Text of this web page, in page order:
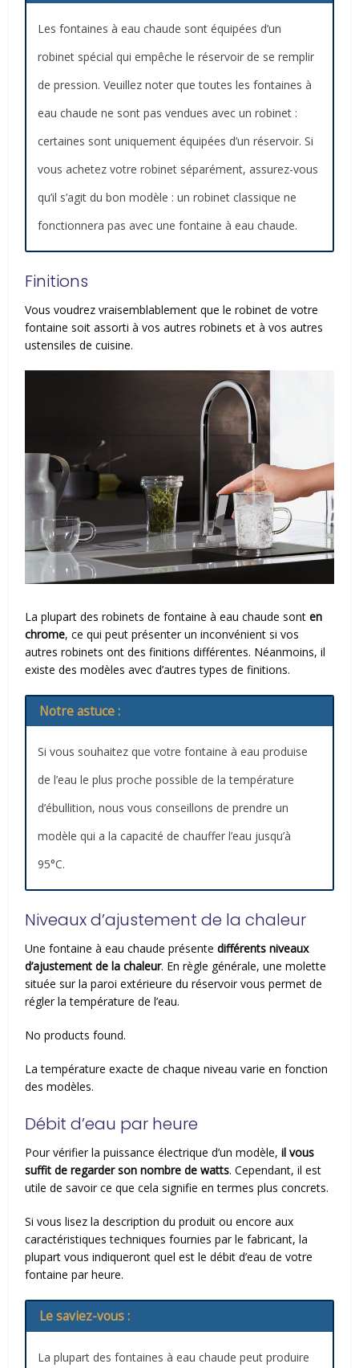
Les fontaines à eau chaude sont équipées d’un
robinet spécial qui empêche le réservoir de se remplir
de pression. Veuillez noter que toutes les fontaines à
eau chaude ne sont pas vendues avec un robinet :
certaines sont uniquement équipées d’un réservoir. Si
vous achetez votre robinet séparément, assurez-vous
qu’il s’agit du bon modèle : un robinet classique ne
fonctionnera pas avec une fontaine à eau chaude.
Finitions
Vous voudrez vraisemblablement que le robinet de votre
fontaine soit assorti à vos autres robinets et à vos autres
ustensiles de cuisine.
La plupart des robinets de fontaine à eau chaude sonten
chrome, ce qui peut présenter un inconvénient si vos
autres robinets ont des finitions différentes. Néanmoins, il
existe des modèles avec d’autres types de finitions.
Notre astuce :
Si vous souhaitez que votre fontaine à eau produise
de l’eau le plus proche possible de la température
d’ébullition, nous vous conseillons de prendre un
modèle qui a la capacité de chauffer l’eau jusqu’à
95°C.
Niveaux d’ajustement de la chaleur
Une fontaine à eau chaude présentedifférents niveaux
d’ajustement de la chaleur. En règle générale, une molette
située sur la paroi extérieure du réservoir vous permet de
régler la température de l’eau.
No products found.
La température exacte de chaque niveau varie en fonction
des modèles.
Débit d’eau par heure
Pour vérifier la puissance électrique d’un modèle,il vous
suffit de regarder son nombre de watts. Cependant, il est
utile de savoir ce que cela signifie en termes plus concrets.
Si vous lisez la description du produit ou encore aux
caractéristiques techniques fournies par le fabricant, la
plupart vous indiqueront quel est le débit d’eau de votre
fontaine par heure.
Le saviez-vous :
La plupart des fontaines à eau chaude peut produire